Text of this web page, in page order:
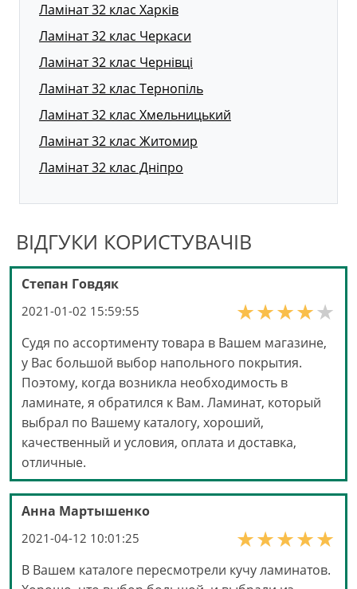
Ламінат 32 клас Харків
Ламінат 32 клас Черкаси
Ламінат 32 клас Чернівці
Ламінат 32 клас Тернопіль
Ламінат 32 клас Хмельницький
Ламінат 32 клас Житомир
Ламінат 32 клас Дніпро
ВІДГУКИ КОРИСТУВАЧІВ
Степан Говдяк
2021-01-02 15:59:55
Cудя по ассортименту товара в Вашем магазине,
у Вас большой выбор напольного покрытия.
Поэтому, когда возникла необходимость в
ламинате, я обратился к Вам. Ламинат, который
выбрал по Вашему каталогу, хороший,
качественный и условия, оплата и доставка,
отличные.
Анна Мартышенко
2021-04-12 10:01:25
В Вашем каталоге пересмотрели кучу ламинатов.